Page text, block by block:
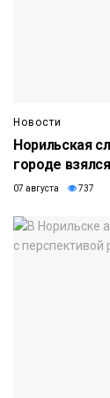
Новости
Норильская
городе
07 августа 737